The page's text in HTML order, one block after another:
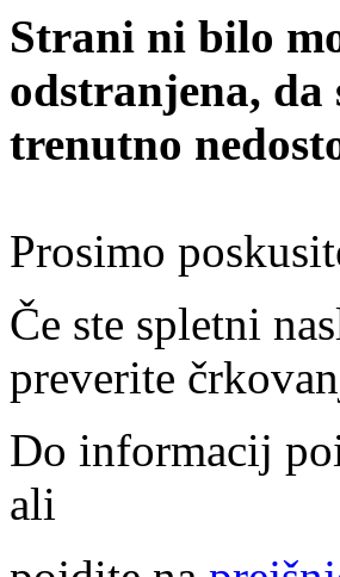
Strani ni bilo
odstranjena, da
trenutno
Prosimo
Če ste spletni
preverite
Do informacij
ali